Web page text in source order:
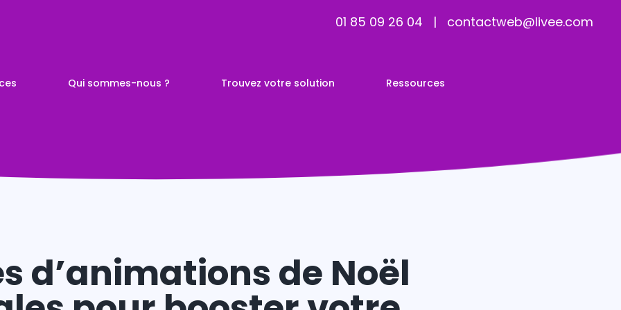
01 85 09 26 04 | contactweb@livee.com
Nantes
Qui sommes-nous ? Trouvez votre solution Ressources
d’animations de Noël